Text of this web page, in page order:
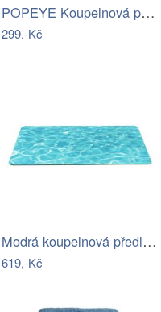
POPEYE Koupelnová předložka 80 x 60 cm …
299,-Kč
Modrá koupelnová předložka 50x80 cm…
619,-Kč